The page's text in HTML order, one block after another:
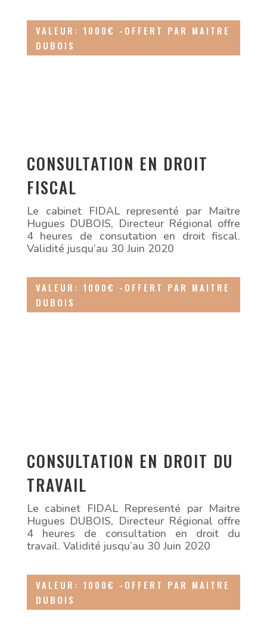
VALEUR: 1000€ -OFFERT PAR MAITRE
DUBOIS
CONSULTATION EN DROIT
FISCAL
Le cabinet FIDAL representé par Maitre
Hugues DUBOIS, Directeur Régional offre
4 heures de consutation en droit fiscal.
Validité jusqu’au 30 Juin 2020
VALEUR: 1000€ -OFFERT PAR MAITRE
DUBOIS
CONSULTATION EN DROIT DU
TRAVAIL
Le cabinet FIDAL Representé par Maitre
Hugues DUBOIS, Directeur Régional offre
4 heures de consultation en droit du
travail. Validité jusqu’au 30 Juin 2020
VALEUR: 1000€ -OFFERT PAR MAITRE
DUBOIS